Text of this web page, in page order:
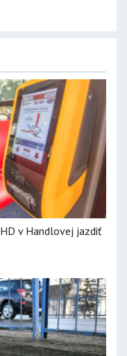
v Handlovej jazdiť